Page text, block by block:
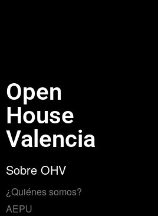
Open
House
Valencia
Sobre OHV
¿Quiénes somos?
AEPU